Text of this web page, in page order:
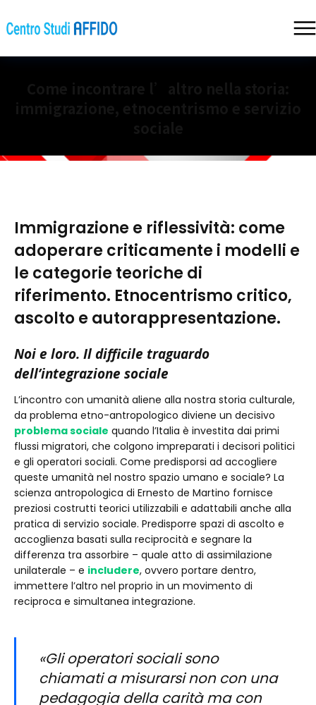
Immigrazione e riflessività: come
adoperare criticamente i modelli e
le categorie teoriche di
riferimento. Etnocentrismo critico,
ascolto e autorappresentazione.
Noi e loro. Il difficile traguardo
dell’integrazione sociale
L’incontro con umanità aliene alla nostra storia culturale,
da problema etno-antropologico diviene un decisivo
problema sociale quando l’Italia è investita dai primi
flussi migratori, che colgono impreparati i decisori politici
e gli operatori sociali. Come predisporsi ad accogliere
queste umanità nel nostro spazio umano e sociale? La
scienza antropologica di Ernesto de Martino fornisce
preziosi costrutti teorici utilizzabili e adattabili anche alla
pratica di servizio sociale. Predisporre spazi di ascolto e
accoglienza basati sulla reciprocità e segnare la
differenza tra assorbire – quale atto di assimilazione
unilaterale – e includere, ovvero portare dentro,
immettere l’altro nel proprio in un movimento di
reciproca e simultanea integrazione.
«Gli operatori sociali sono
chiamati a misurarsi non con una
pedagogia della carità ma con